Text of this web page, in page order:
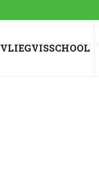
VLIEGVISSCHOOL